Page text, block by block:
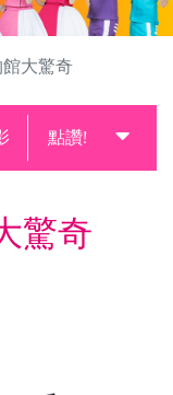
大驚奇
點讚!升級中
驚奇